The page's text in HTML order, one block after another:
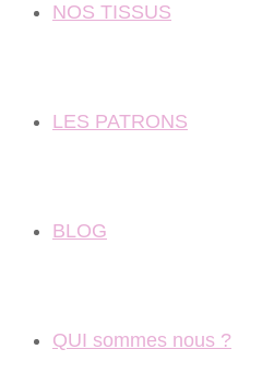
NOS TISSUS
LES PATRONS
BLOG
QUI sommes nous ?